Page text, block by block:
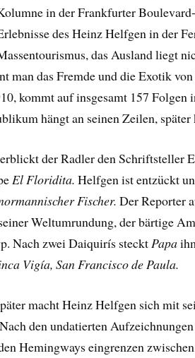
in der Frankfurter
des Heinz Helfgen in der
das Ausland liegt
man das Fremde und die Exotik
kommt auf insgesamt 157 Folgen
hängt an seinen Zeilen, später
der Radler den Schriftsteller
El Floridita. Helfgen ist entzückt
Fischer. Der Reporter
Weltumrundung, der bärtige
Nach zwei Daiquirís steckt Papa
Vigía, San Francisco de Paula.
macht Heinz Helfgen sich mit
den undatierten
Hemingways eingrenzen